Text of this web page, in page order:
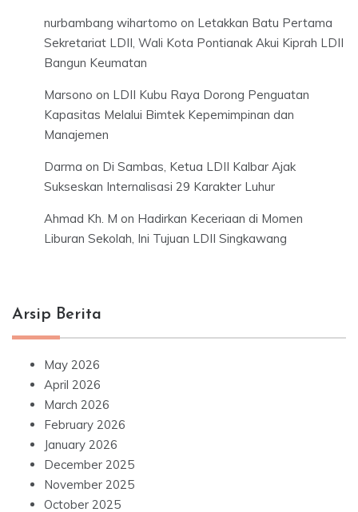
nurbambang wihartomo on Letakkan Batu Pertama
Sekretariat LDII, Wali Kota Pontianak Akui Kiprah LDII
Bangun Keumatan
Marsono on LDII Kubu Raya Dorong Penguatan
Kapasitas Melalui Bimtek Kepemimpinan dan
Manajemen
Darma on Di Sambas, Ketua LDII Kalbar Ajak
Sukseskan Internalisasi 29 Karakter Luhur
Ahmad Kh. M on Hadirkan Keceriaan di Momen
Liburan Sekolah, Ini Tujuan LDII Singkawang
Arsip Berita
May 2026
April 2026
March 2026
February 2026
January 2026
December 2025
November 2025
October 2025